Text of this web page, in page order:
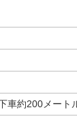
車約200メート